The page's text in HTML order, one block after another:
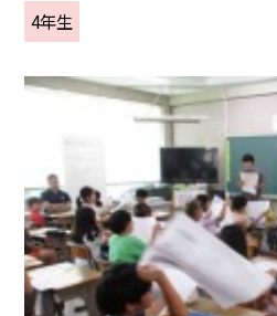
4年生